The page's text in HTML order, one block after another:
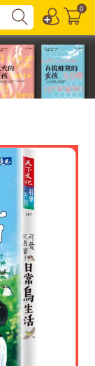
0